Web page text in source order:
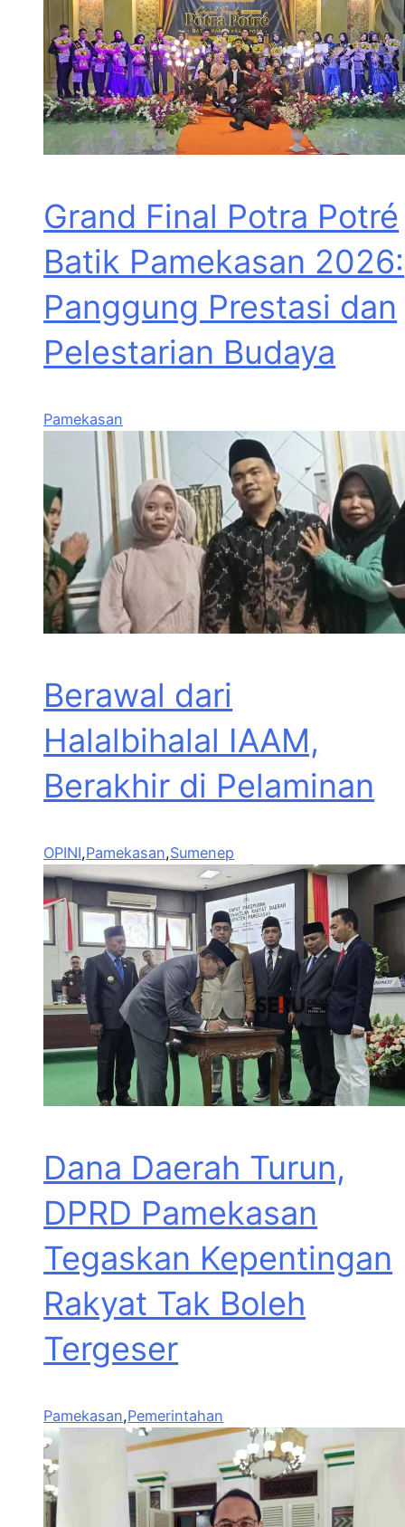
Grand Final Potra Potré
Batik Pamekasan 2026:
Panggung Prestasi dan
Pelestarian Budaya
Pamekasan
Berawal dari
Halalbihalal IAAM,
Berakhir di Pelaminan
OPINI,Pamekasan,Sumenep
Dana Daerah Turun,
DPRD Pamekasan
Tegaskan Kepentingan
Rakyat Tak Boleh
Tergeser
Pamekasan,Pemerintahan